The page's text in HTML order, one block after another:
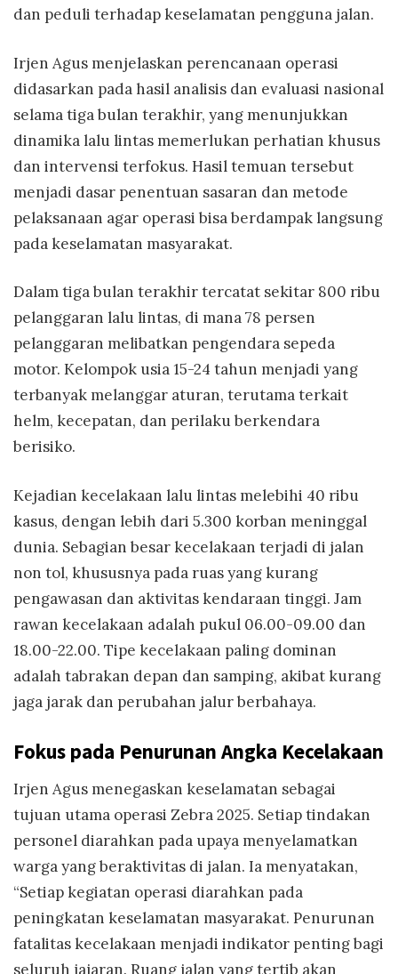
dan peduli terhadap keselamatan pengguna jalan.
Irjen Agus menjelaskan perencanaan operasi
didasarkan pada hasil analisis dan evaluasi nasional
selama tiga bulan terakhir, yang menunjukkan
dinamika lalu lintas memerlukan perhatian khusus
dan intervensi terfokus. Hasil temuan tersebut
menjadi dasar penentuan sasaran dan metode
pelaksanaan agar operasi bisa berdampak langsung
pada keselamatan masyarakat.
Dalam tiga bulan terakhir tercatat sekitar 800 ribu
pelanggaran lalu lintas, di mana 78 persen
pelanggaran melibatkan pengendara sepeda
motor. Kelompok usia 15-24 tahun menjadi yang
terbanyak melanggar aturan, terutama terkait
helm, kecepatan, dan perilaku berkendara
berisiko.
Kejadian kecelakaan lalu lintas melebihi 40 ribu
kasus, dengan lebih dari 5.300 korban meninggal
dunia. Sebagian besar kecelakaan terjadi di jalan
non tol, khususnya pada ruas yang kurang
pengawasan dan aktivitas kendaraan tinggi. Jam
rawan kecelakaan adalah pukul 06.00-09.00 dan
18.00-22.00. Tipe kecelakaan paling dominan
adalah tabrakan depan dan samping, akibat kurang
jaga jarak dan perubahan jalur berbahaya.
Fokus pada Penurunan Angka Kecelakaan
Irjen Agus menegaskan keselamatan sebagai
tujuan utama operasi Zebra 2025. Setiap tindakan
personel diarahkan pada upaya menyelamatkan
warga yang beraktivitas di jalan. Ia menyatakan,
“Setiap kegiatan operasi diarahkan pada
peningkatan keselamatan masyarakat. Penurunan
fatalitas kecelakaan menjadi indikator penting bagi
seluruh jajaran. Ruang jalan yang tertib akan